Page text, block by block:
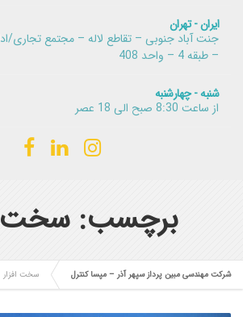
ایران - تهران
جنت آباد جنوبی – تقاطع لاله – مجتمع تجاری/
– طبقه 4 – واحد 408
شنبه - چهارشنبه
از ساعت 8:30 صبح الی 18 عصر
برچسب: سخت
شرکت مهندسی مبین پرداز سپهر آذر – مپسا کنترل سخت افزار